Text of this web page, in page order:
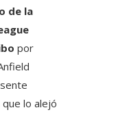
de la
por
lo alejó